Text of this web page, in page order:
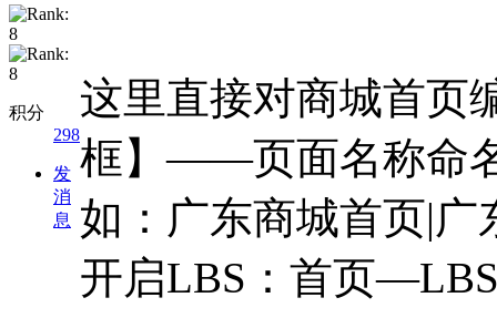
积分
298
发
消
息
这里直接对商城首页
框】——页面名称命
如：广东商城首页|广
开启LBS：首页